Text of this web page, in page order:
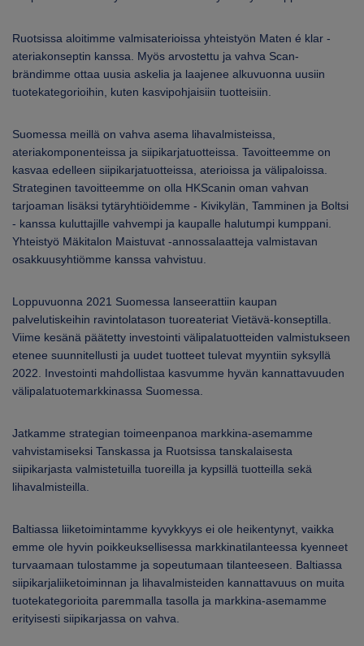
Ruotsissa aloitimme valmisaterioissa yhteistyön Maten é klar -
ateriakonseptin kanssa. Myös arvostettu ja vahva Scan-
brändimme ottaa uusia askelia ja laajenee alkuvuonna uusiin
tuotekategorioihin, kuten kasvipohjaisiin tuotteisiin.
Suomessa meillä on vahva asema lihavalmisteissa,
ateriakomponenteissa ja siipikarjatuotteissa. Tavoitteemme on
kasvaa edelleen siipikarjatuotteissa, aterioissa ja välipaloissa.
Strateginen tavoitteemme on olla HKScanin oman vahvan
tarjoaman lisäksi tytäryhtiöidemme - Kivikylän, Tamminen ja Boltsi
- kanssa kuluttajille vahvempi ja kaupalle halutumpi kumppani.
Yhteistyö Mäkitalon Maistuvat -annossalaatteja valmistavan
osakkuusyhtiömme kanssa vahvistuu.
Loppuvuonna 2021 Suomessa lanseerattiin kaupan
palvelutiskeihin ravintolatason tuoreateriat Vietävä-konseptilla.
Viime kesänä päätetty investointi välipalatuotteiden valmistukseen
etenee suunnitellusti ja uudet tuotteet tulevat myyntiin syksyllä
2022. Investointi mahdollistaa kasvumme hyvän kannattavuuden
välipalatuotemarkkinassa Suomessa.
Jatkamme strategian toimeenpanoa markkina-asemamme
vahvistamiseksi Tanskassa ja Ruotsissa tanskalaisesta
siipikarjasta valmistetuilla tuoreilla ja kypsillä tuotteilla sekä
lihavalmisteilla.
Baltiassa liiketoimintamme kyvykkyys ei ole heikentynyt, vaikka
emme ole hyvin poikkeuksellisessa markkinatilanteessa kyenneet
turvaamaan tulostamme ja sopeutumaan tilanteeseen. Baltiassa
siipikarjaliiketoiminnan ja lihavalmisteiden kannattavuus on muita
tuotekategorioita paremmalla tasolla ja markkina-asemamme
erityisesti siipikarjassa on vahva.